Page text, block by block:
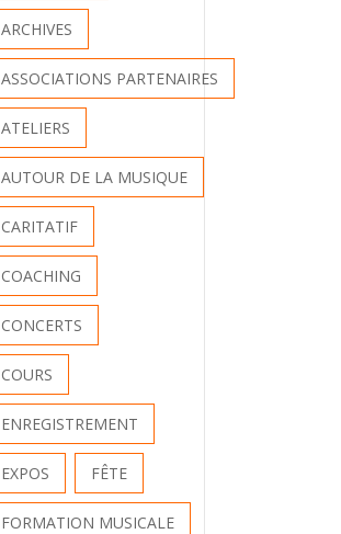
ARCHIVES
ASSOCIATIONS PARTENAIRES
ATELIERS
AUTOUR DE LA MUSIQUE
CARITATIF
COACHING
CONCERTS
COURS
ENREGISTREMENT
EXPOS FÊTE
FORMATION MUSICALE